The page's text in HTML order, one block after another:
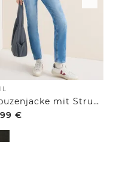
Kapuzenjacke mit Struktur
€